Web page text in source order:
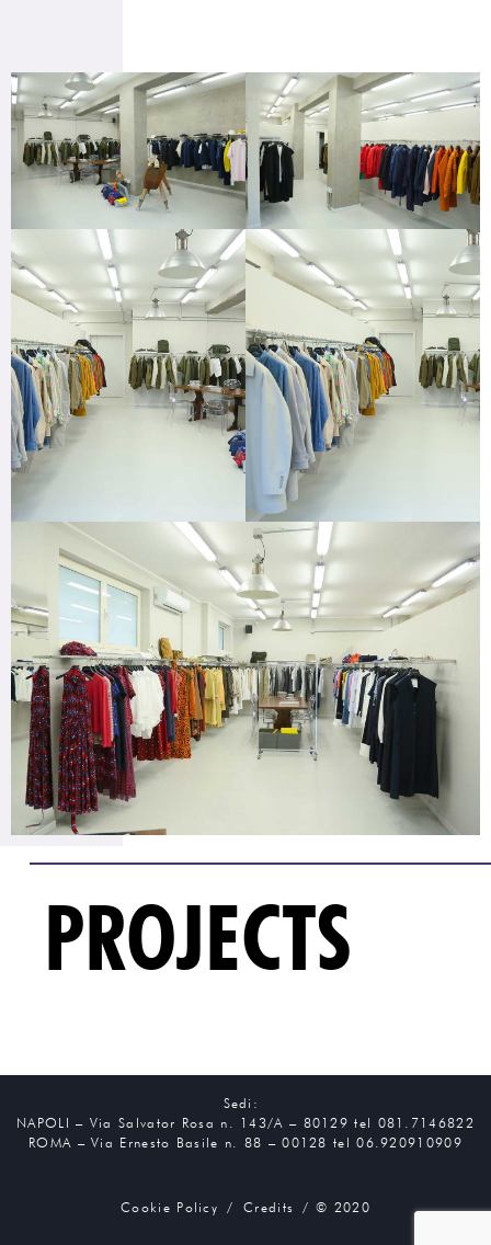
PROJECTS
Sedi:
NAPOLI – Via Salvator Rosa n. 143/A – 80129 tel 081.7146822
ROMA – Via Ernesto Basile n. 88 – 00128 tel 06.920910909
Cookie Policy / Credits/ © 2020